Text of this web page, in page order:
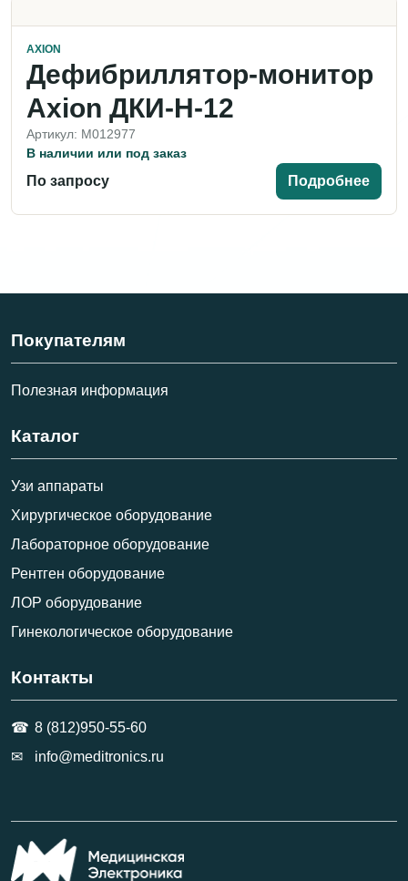
AXION
Дефибриллятор-монитор
Axion ДКИ-Н-12
Артикул: M012977
В наличии или под заказ
По запросу Подробнее
Покупателям
Полезная информация
Каталог
Узи аппараты
Хирургическое оборудование
Лабораторное оборудование
Рентген оборудование
ЛОР оборудование
Гинекологическое оборудование
Контакты
8 (812)950-55-60
info@meditronics.ru